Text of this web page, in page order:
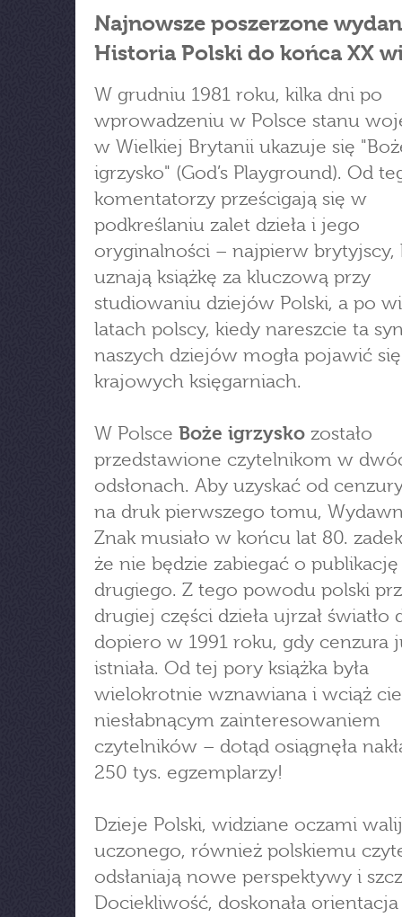
Najnowsze poszerzone
Historia Polski do końca XX
W grudniu 1981 roku, kilka dni po
wprowadzeniu w Polsce stanu
w Wielkiej Brytanii ukazuje się
igrzysko" (God’s Playground). Od
komentatorzy prześcigają się w
podkreślaniu zalet dzieła i jego
oryginalności – najpierw brytyjscy,
uznają książkę za kluczową przy
studiowaniu dziejów Polski, a po
latach polscy, kiedy nareszcie ta
naszych dziejów mogła pojawić
krajowych księgarniach.
W Polsce Boże igrzysko zostało
przedstawione czytelnikom w
odsłonach. Aby uzyskać od
na druk pierwszego tomu,
Znak musiało w końcu lat 80.
że nie będzie zabiegać o publikację
drugiego. Z tego powodu polski
drugiej części dzieła ujrzał światło
dopiero w 1991 roku, gdy cenzura
istniała. Od tej pory książka była
wielokrotnie wznawiana i wciąż
niesłabnącym zainteresowaniem
czytelników – dotąd osiągnęła
250 tys. egzemplarzy!
Dzieje Polski, widziane oczami
uczonego, również polskiemu
odsłaniają nowe perspektywy i
Dociekliwość, doskonała